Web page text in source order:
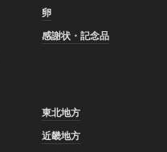
卵
感謝状・記念品
東北地方
近畿地方